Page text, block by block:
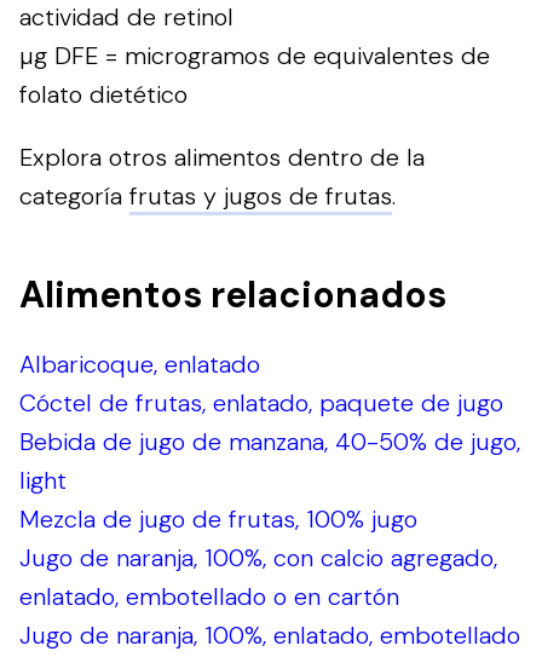
actividad de retinol
µg DFE = microgramos de equivalentes de
folato dietético
Explora otros alimentos dentro de la
categoría frutas y jugos de frutas.
Alimentos relacionados
Albaricoque, enlatado
Cóctel de frutas, enlatado, paquete de jugo
Bebida de jugo de manzana, 40-50% de jugo,
light
Mezcla de jugo de frutas, 100% jugo
Jugo de naranja, 100%, con calcio agregado,
enlatado, embotellado o en cartón
Jugo de naranja, 100%, enlatado, embotellado